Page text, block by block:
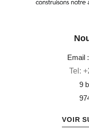
Email
Tel:
9
VOIR